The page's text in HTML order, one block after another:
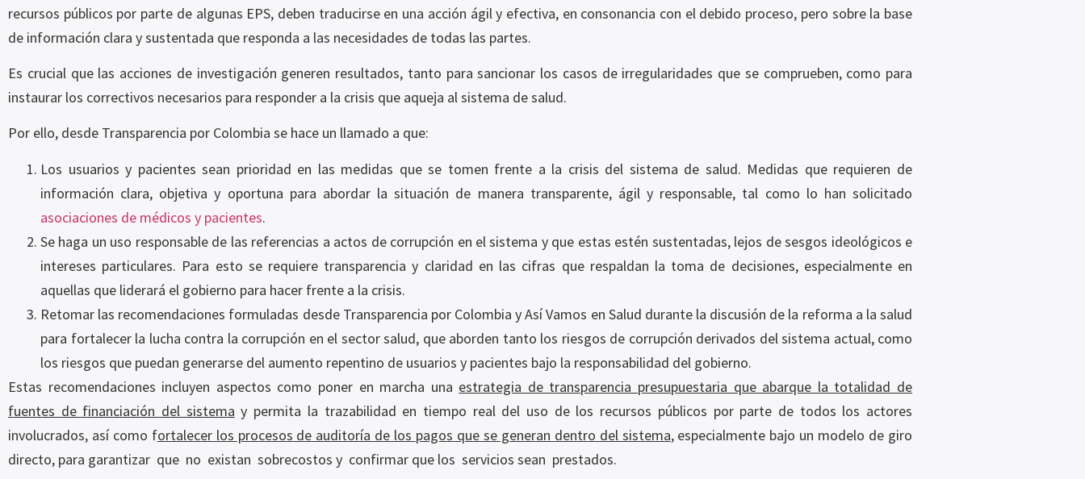
recursos públicos por parte de algunas EPS, deben traducirse en una acción ágil y efectiva, en consonancia con el debido proceso, pero sobre la base
de información clara y sustentada que responda a las necesidades de todas las partes.
Es crucial que las acciones de investigación generen resultados, tanto para sancionar los casos de irregularidades que se comprueben, como para
instaurar los correctivos necesarios para responder a la crisis que aqueja al sistema de salud.
Por ello, desde Transparencia por Colombia se hace un llamado a que:
Los usuarios y pacientes sean prioridad en las medidas que se tomen frente a la crisis del sistema de salud. Medidas que requieren de
información clara, objetiva y oportuna para abordar la situación de manera transparente, ágil y responsable, tal como lo han solicitado
asociaciones de médicos y pacientes.
Se haga un uso responsable de las referencias a actos de corrupción en el sistema y que estas estén sustentadas, lejos de sesgos ideológicos e
intereses particulares. Para esto se requiere transparencia y claridad en las cifras que respaldan la toma de decisiones, especialmente en
aquellas que liderará el gobierno para hacer frente a la crisis.
Retomar las recomendaciones formuladas desde Transparencia por Colombia y Así Vamos en Salud durante la discusión de la reforma a la salud
para fortalecer la lucha contra la corrupción en el sector salud, que aborden tanto los riesgos de corrupción derivados del sistema actual, como
los riesgos que puedan generarse del aumento repentino de usuarios y pacientes bajo la responsabilidad del gobierno.
Estas recomendaciones incluyen aspectos como poner en marcha una estrategia de transparencia presupuestaria que abarque la totalidad de
fuentes de financiación del sistema y permita la trazabilidad en tiempo real del uso de los recursos públicos por parte de todos los actores
involucrados, así como fortalecer los procesos de auditoría de los pagos que se generan dentro del sistema, especialmente bajo un modelo de giro
directo, para garantizar que no existan sobrecostos y confirmar que los servicios sean prestados.